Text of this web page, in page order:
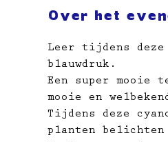
Over het
Leer tijdens deze
blauwdruk.
Een super
mooie en
Tijdens deze
planten